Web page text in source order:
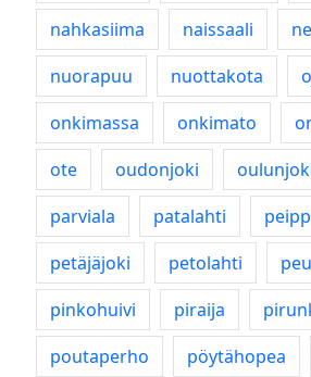
nahkasiima
naissaali
nuorapuu
nuottakota
onkimassa
onkimato
ote
oudonjoki
parviala
patalahti
petäjäjoki
petolahti
pinkohuivi
piraija
poutaperho
pöytähopea